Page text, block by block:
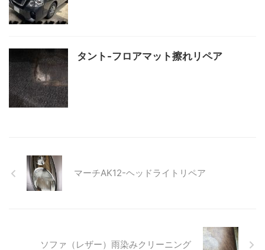
タント-フロアマット擦れリペア
マーチAK12-ヘッドライトリペア
ソファ（レザー）雨染みクリーニング